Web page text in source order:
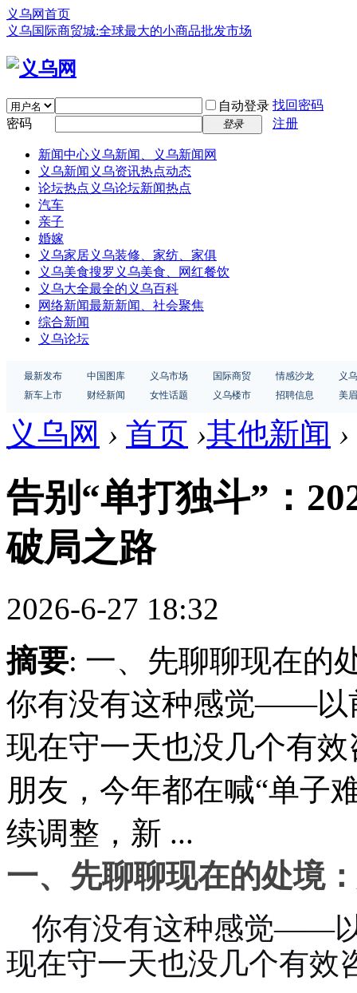
义乌网首页
义乌国际商贸城:全球最大的小商品批发市场
自动登录 找回密码
密码
登录 注册
新闻中心义乌新闻、义乌新闻网
义乌新闻 义乌资讯热点动态
论坛热点 义乌论坛新闻热点
汽车
亲子
婚嫁
义乌家居义乌装修、家纺、家俱
义乌美食搜罗义乌美食、网红餐饮
义乌大全最全的义乌百科
网络新闻最新新闻、社会聚焦
综合新闻
义乌论坛
最新发布 中国图库 义乌市场 国际商贸 情感沙龙
义
新车上市
财经新闻 女性话题 义乌楼市 招聘信息 美
义乌网 › 首页 ›其他新闻 ›
告别“单打独斗”：
破局之路
2026-6-27 18:32
摘要: 一、先聊聊现在的
你有没有这种感觉——以
现在守一天也没几个有
朋友，今年都在喊“单子
续调整，新 ...
一、先聊聊现在的处境
你有没有这种感觉——
现在守一天也没几个有效